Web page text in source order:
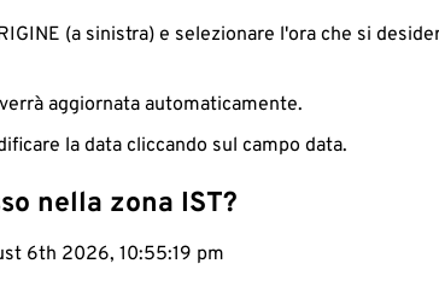
(a sinistra) e selezionare l'ora che si
aggiornata automaticamente.
la data cliccando sul campo data.
nella zona IST?
6th 2026, 10:55:20 pm